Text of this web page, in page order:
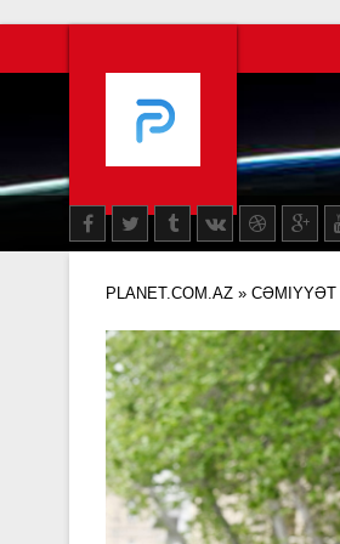
PLANET.COM.AZ » CƏMIYYƏT